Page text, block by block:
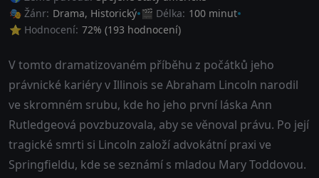
🎭 Žánr: Drama, Historický 🎬 Délka: 100 minut
⭐ Hodnocení: 72% (193 hodnocení)
V tomto dramatizovaném příběhu z počátků jeho
právnické kariéry v Illinois se Abraham Lincoln narodil
ve skromném srubu, kde ho jeho první láska Ann
Rutledgeová povzbuzovala, aby se věnoval právu. Po její
tragické smrti si Lincoln založí advokátní praxi ve
Springfieldu, kde se seznámí s mladou Mary Toddovou.